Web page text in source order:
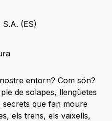
S.A. (ES)
entorn? Com són?
de solapes, llengüetes
secrets que fan moure
els trens, els vaixells,